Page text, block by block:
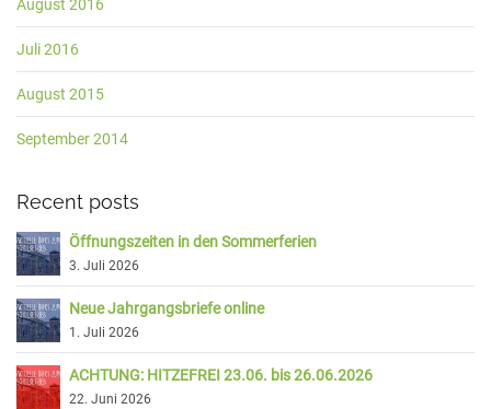
August 2016
Juli 2016
August 2015
September 2014
Recent posts
Öffnungszeiten in den Sommerferien
3. Juli 2026
Neue Jahrgangsbriefe online
1. Juli 2026
ACHTUNG: HITZEFREI 23.06. bis 26.06.2026
22. Juni 2026